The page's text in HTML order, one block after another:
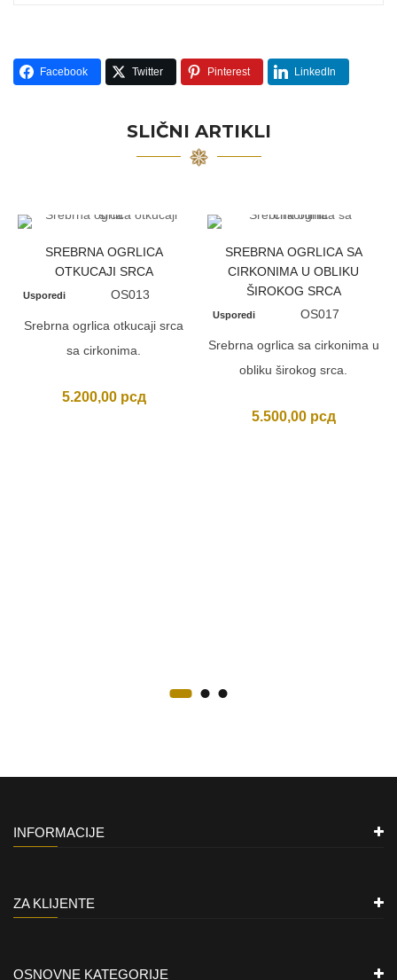
Facebook Twitter Pinterest LinkedIn
SLIČNI ARTIKLI
SREBRNA OGRLICA
OTKUCAJI SRCA
Usporedi OS013
Srebrna ogrlica otkucaji srca
sa cirkonima.
5.200,00 рсд
SREBRNA OGRLICA SA
CIRKONIMA U OBLIKU
ŠIROKOG SRCA
Usporedi OS017
Srebrna ogrlica sa cirkonima u
obliku širokog srca.
5.500,00 рсд
INFORMACIJE
ZA KLIJENTE
OSNOVNE KATEGORIJE